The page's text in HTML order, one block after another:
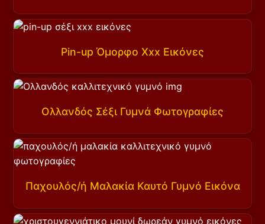
Pin-up Όμορφο Xxx Εικόνες
Ολλανδός Σέξι Γυμνά Φωτογραφίες
Παχουλός/ή Μαλακία Καυτό Γυμνό Εικόνα